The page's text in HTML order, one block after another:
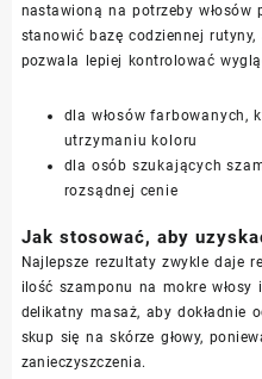
nastawioną na potrzeby włosów
stanowić bazę codziennej
pozwala lepiej kontrolować
dla włosów farbowanych,
utrzymaniu koloru
dla osób szukających
rozsądnej cenie
Jak stosować, aby
Najlepsze rezultaty zwykle daje
ilość szamponu na mokre włosy
delikatny masaż, aby dokładnie
skup się na skórze głowy,
zanieczyszczenia.